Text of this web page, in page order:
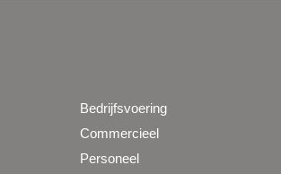
Bedrijfsvoering
Commercieel
Personeel